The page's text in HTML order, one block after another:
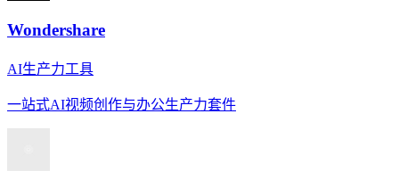
Wondershare
AI生产力工具
一站式AI视频创作与办公生产力套件